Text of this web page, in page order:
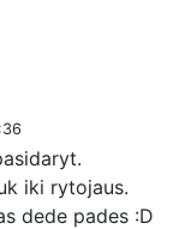
iki rytojaus.
dede pades :D